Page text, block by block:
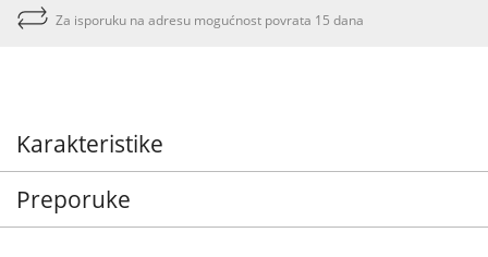
Za isporuku na adresu mogućnost povrata 15 dana
Karakteristike
Preporuke